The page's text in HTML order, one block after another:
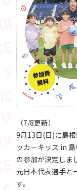
（7/8更新）
9月13日(日)に島
ッカーキッズ in
の参加が決定しま
元日本代表選手と
す。